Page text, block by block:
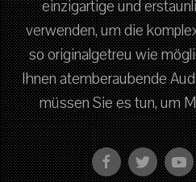
einzigartige und
verwenden, um die
so originalgetreu wie
Ihnen atemberaubende
müssen Sie es tun, um